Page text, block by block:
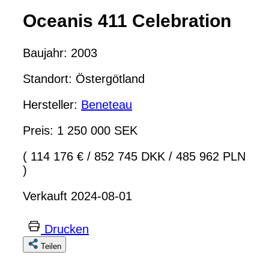
Oceanis 411 Celebration
Baujahr: 2003
Standort: Östergötland
Hersteller: Beneteau
Preis: 1 250 000 SEK
( 114 176 € / 852 745 DKK / 485 962 PLN
)
Verkauft 2024-08-01
Drucken
Teilen